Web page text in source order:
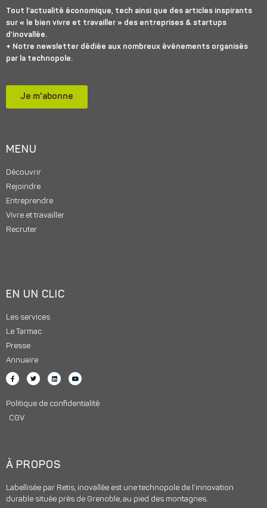
Tout l’actualité économique, tech ainsi que des articles inspirants
sur « le bien vivre et travailler » des entreprises & startups
d’inovallée.
+ Notre newsletter dédiée aux nombreux événements organisés
par la technopole.
Je m'abonne
MENU
Découvrir
Rejoindre
Entreprendre
Vivre et travailler
Recruter
EN UN CLIC
Les services
Le Tarmac
Presse
Annuaire
Politique de confidentialité
CGV
À PROPOS
Labellisée par Retis, inovallée est une technopole de l’innovation
durable située près de Grenoble, au pied des montagnes.